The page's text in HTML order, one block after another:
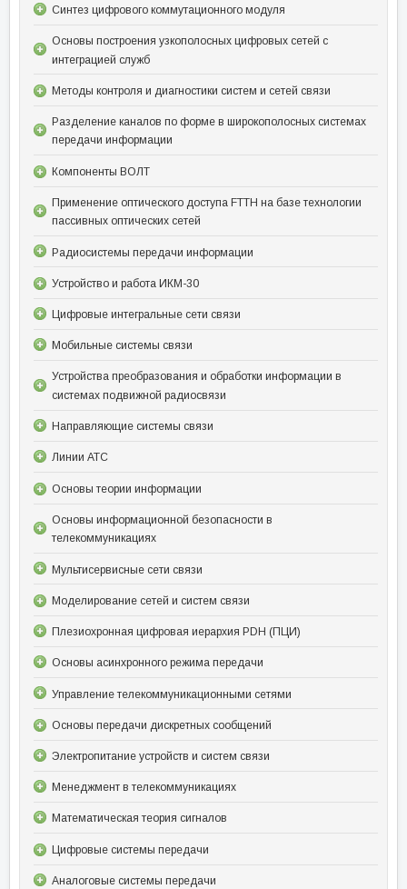
Синтез цифрового коммутационного модуля
Основы построения узкополосных цифровых сетей с
интеграцией служб
Методы контроля и диагностики систем и сетей связи
Разделение каналов по форме в широкополосных системах
передачи информации
Компоненты ВОЛТ
Применение оптического доступа FTTH на базе технологии
пассивных оптических сетей
Радиосистемы передачи информации
Устройство и работа ИКМ-30
Цифровые интегральные сети связи
Мобильные системы связи
Устройства преобразования и обработки информации в
системах подвижной радиосвязи
Направляющие системы связи
Линии АТС
Основы теории информации
Основы информационной безопасности в
телекоммуникациях
Мультисервисные сети связи
Моделирование сетей и систем связи
Плезиохронная цифровая иерархия PDH (ПЦИ)
Основы асинхронного режима передачи
Управление телекоммуникационными сетями
Основы передачи дискретных сообщений
Электропитание устройств и систем связи
Менеджмент в телекоммуникациях
Математическая теория сигналов
Цифровые системы передачи
Аналоговые системы передачи